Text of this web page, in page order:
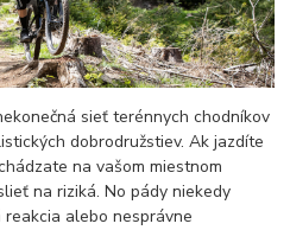
sieť terénnych chodníkov
dobrodružstiev. Ak jazdíte
na vašom miestnom
na riziká. No pády niekedy
reakcia alebo nesprávne